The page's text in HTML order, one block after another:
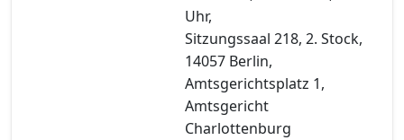
Uhr,
Sitzungssaal 218, 2. Stock,
14057 Berlin,
Amtsgerichtsplatz 1,
Amtsgericht
Charlottenburg